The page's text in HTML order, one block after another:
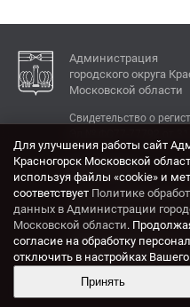
Администрация
городского округа
Московской области
Свидетельство о
КОНТАКТЫ
Адрес: 143404,
ул. Ленина, дом 4.
Электронная почта:
krasrn@mosreg.ru
Разработка и поддержка сайта
Для улучшения работы сайт
Красногорск Московской
используя файлы «cookie» и
соответствует Политике
данных в Администрации
Московской области.
согласие на обработку
отключить в настройках Вашего
Принять